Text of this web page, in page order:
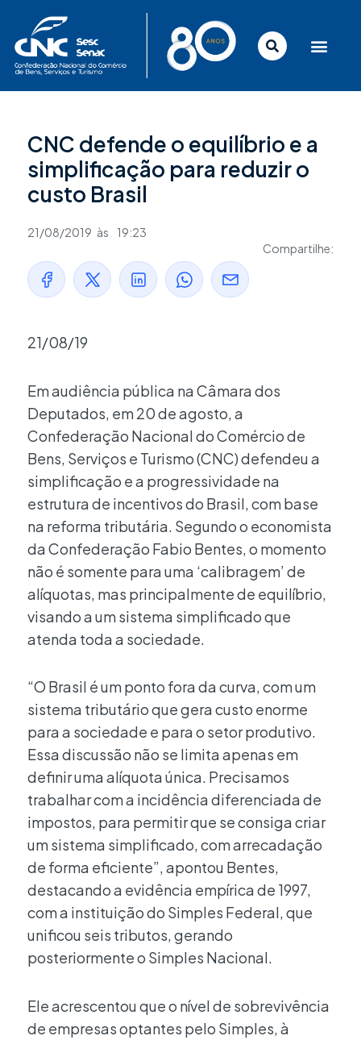
conteúdo
CNC defende o equilíbrio e a
simplificação para reduzir o
custo Brasil
21/08/2019 às
19:23
Compartilhe:
21/08/19
Em audiência pública na Câmara dos
Deputados, em 20 de agosto, a
Confederação Nacional do Comércio de
Bens, Serviços e Turismo (CNC) defendeu a
simplificação e a progressividade na
estrutura de incentivos do Brasil, com base
na reforma tributária. Segundo o economista
da Confederação Fabio Bentes, o momento
não é somente para uma ‘calibragem’ de
alíquotas, mas principalmente de equilíbrio,
visando a um sistema simplificado que
atenda toda a sociedade.
“O Brasil é um ponto fora da curva, com um
sistema tributário que gera custo enorme
para a sociedade e para o setor produtivo.
Essa discussão não se limita apenas em
definir uma alíquota única. Precisamos
trabalhar com a incidência diferenciada de
impostos, para permitir que se consiga criar
um sistema simplificado, com arrecadação
de forma eficiente”, apontou Bentes,
destacando a evidência empírica de 1997,
com a instituição do Simples Federal, que
unificou seis tributos, gerando
posteriormente o Simples Nacional.
Ele acrescentou que o nível de sobrevivência
de empresas optantes pelo Simples, à